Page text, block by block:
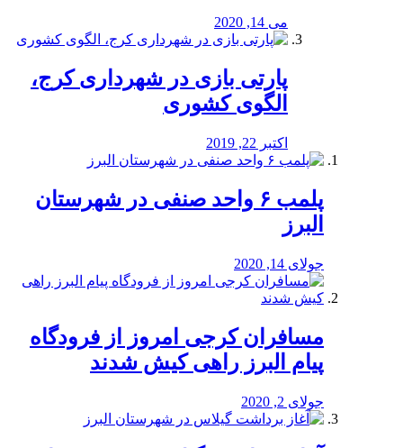
می 14, 2020
پارتی بازی در شهرداری کرج،
الگوی کشوری
اکتبر 22, 2019
پلمب ۶ واحد صنفی در شهرستان
البرز
جولای 14, 2020
مسافران کرجی امروز از فرودگاه
پیام البرز راهی کیش شدند
جولای 2, 2020